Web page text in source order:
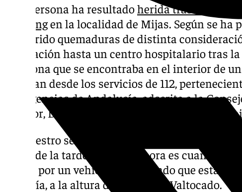
Una persona ha resultadoherida tras la
campingen la localidad de Mijas. Según se ha
ha sufrido quemaduras de distinta
evacuación hasta un centro hospitalario tras
bombona que se encontraba en el interior de
apuntan desde los servicios de 112,
Emergencias de Andalucía, adscrita a la
Interior, Diálogo Social y Simplificación
El siniestro se ha producido en la carretera A-
horas de la tarde. Sobre esa hora es cuando el
avisos por un vehículo incendiado que estaba
de la vía, a la altura de la zona de Valtocado.